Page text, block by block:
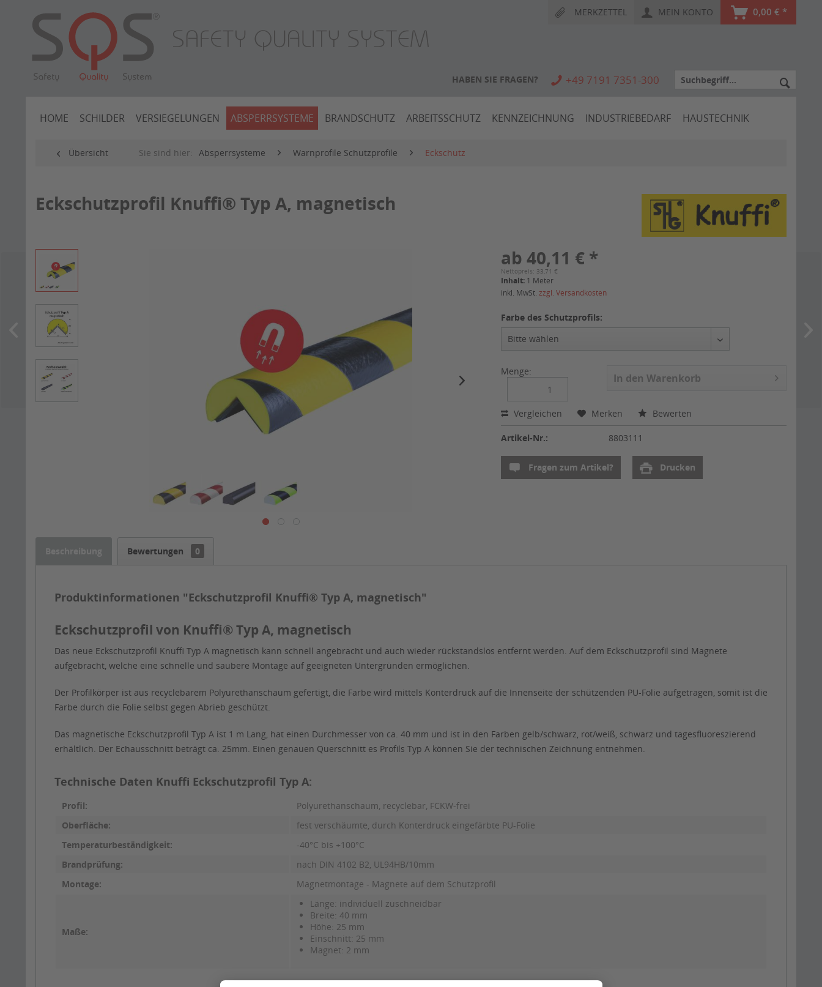
MERKZETTEL MEIN KONTO 0,00 € *
HABEN SIE FRAGEN? +49 7191 7351-300
HOME SCHILDER VERSIEGELUNGEN ABSPERRSYSTEME BRANDSCHUTZ ARBEITSSCHUTZ KENNZEICHNUNG INDUSTRIEBEDARF HAUSTECHNIK
Übersicht Sie sind hier: Absperrsysteme Warnprofile Schutzprofile Eckschutz
Eckschutzprofil Knuffi® Typ A, magnetisch
ab 40,11 € *
Nettopreis: 33,71 €
Inhalt: 1 Meter
inkl. MwSt.zzgl. Versandkosten
Farbe des Schutzprofils:
Menge:
In den Warenkorb
Vergleichen Merken Bewerten
Artikel-Nr.: 8803111
Fragen zum Artikel? Drucken
Beschreibung Bewertungen 0
Produktinformationen "Eckschutzprofil Knuffi® Typ A, magnetisch"
Eckschutzprofil von Knuffi® Typ A, magnetisch
Das neue Eckschutzprofil Knuffi Typ A magnetisch kann schnell angebracht und auch wieder rückstandslos entfernt werden. Auf dem Eckschutzprofil sind Magnete
aufgebracht, welche eine schnelle und saubere Montage auf geeigneten Untergründen ermöglichen.
Der Profilkörper ist aus recyclebarem Polyurethanschaum gefertigt, die Farbe wird mittels Konterdruck auf die Innenseite der schützenden PU-Folie aufgetragen, somit ist die
Farbe durch die Folie selbst gegen Abrieb geschützt.
Das magnetische Eckschutzprofil Typ A ist 1 m Lang, hat einen Durchmesser von ca. 40 mm und ist in den Farben gelb/schwarz, rot/weiß, schwarz und tagesfluoreszierend
erhältlich. Der Echausschnitt beträgt ca. 25mm. Einen genauen Querschnitt es Profils Typ A können Sie der technischen Zeichnung entnehmen.
Technische Daten Knuffi Eckschutzprofil Typ A:
Profil:
Polyurethanschaum, recyclebar, FCKW-frei
Oberfläche:
fest verschäumte, durch Konterdruck eingefärbte PU-Folie
Temperaturbeständigkeit:
-40°C bis +100°C
Brandprüfung:
nach DIN 4102 B2, UL94HB/10mm
Montage:
Magnetmontage - Magnete auf dem Schutzprofil
Maße:
Länge: individuell zuschneidbar
Breite: 40 mm
Höhe: 25 mm
Einschnitt: 25 mm
Magnet: 2 mm